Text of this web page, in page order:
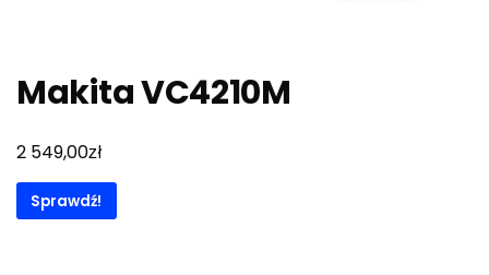
Makita VC4210M
2 549,00zł
Sprawdź!